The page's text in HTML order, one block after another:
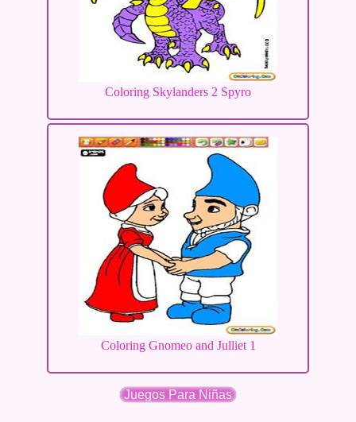
Coloring Skylanders 2 Spyro
Coloring Gnomeo and Julliet 1
Juegos Para Niñas